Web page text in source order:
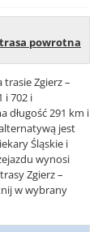
trasa powrotna
trasie Zgierz –
i 702 i
długość 291 km i
jest
Śląskie i
wynosi
Zgierz –
w wybrany